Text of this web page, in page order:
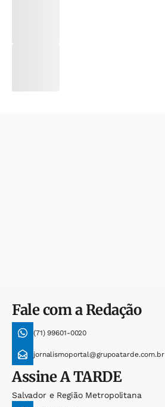
Fale com a Redação
(71) 99601-0020
jornalismoportal@grupoatarde.com.br
AssineA TARDE
Salvador e Região Metropolitana